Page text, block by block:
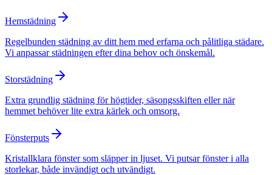
Hemstädning
Regelbunden städning av ditt hem med erfarna och pålitliga städare.
Vi anpassar städningen efter dina behov och önskemål.
Storstädning
Extra grundlig städning för högtider, säsongsskiften eller när
hemmet behöver lite extra kärlek och omsorg.
Fönsterputs
Kristallklara fönster som släpper in ljuset. Vi putsar fönster i alla
storlekar, både invändigt och utvändigt.